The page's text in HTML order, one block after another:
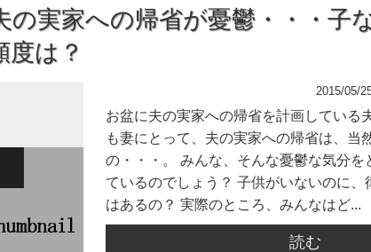
の実家への帰省が憂鬱・・・子
度は？
2015/05/
お盆に夫の実家への帰省を計画している
も妻にとって、夫の実家への帰省は、当
の・・・。 みんな、そんな憂鬱な気分を
ているのでしょう？ 子供がいないのに、
はあるの？ 実際のところ、みんなはど...
読む